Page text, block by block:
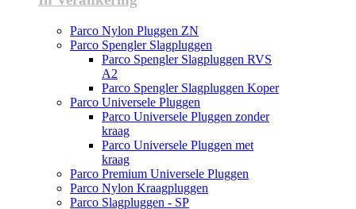
Parco Nylon Pluggen ZN
Parco Spengler Slagpluggen
Parco Spengler Slagpluggen RVS
A2
Parco Spengler Slagpluggen Koper
Parco Universele Pluggen
Parco Universele Pluggen zonder
kraag
Parco Universele Pluggen met
kraag
Parco Premium Universele Pluggen
Parco Nylon Kraagpluggen
Parco Slagpluggen - SP